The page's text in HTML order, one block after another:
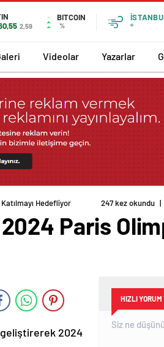
2,59
BITCOIN
%
°
Videolar Yazarlar
Hedefliyor 247 kez okundu |
Paris
2024
HIZLI YORUM